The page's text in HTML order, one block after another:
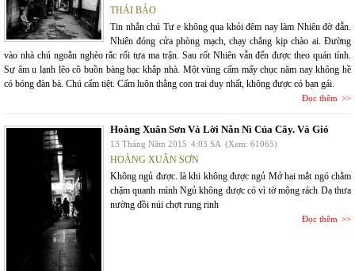
THÁI BẢO
Tin nhắn chú Tư e không qua khỏi đêm nay làm Nhiên đờ đẫn.
Nhiên đóng cửa phòng mạch, chạy chẳng kịp chào ai. Đường
vào nhà chú ngoằn nghèo rắc rối tựa ma trận. Sau rốt Nhiên vẫn đến được theo quán tính.
Sự âm u lạnh lẽo cô buồn bàng bạc khắp nhà. Một vùng cấm mấy chục năm nay không hề
có bóng đàn bà. Chú cấm tiệt. Cấm luôn thằng con trai duy nhất, không được có bạn gái.
Đọc thêm
Hoàng Xuân Sơn Và Lời Nằn Nì Của Cây. Và Gió
13 Tháng Năm 2015 4:03 SA (Xem: 61065)
HOÀNG XUÂN SƠN
Không ngủ được. là khi không được ngủ Mở hai mắt ngó chằm
chặm quanh mình Ngủ không được có vì tờ mộng rách Dạ thưa
nường đồi núi chợt rung rinh
Đọc thêm